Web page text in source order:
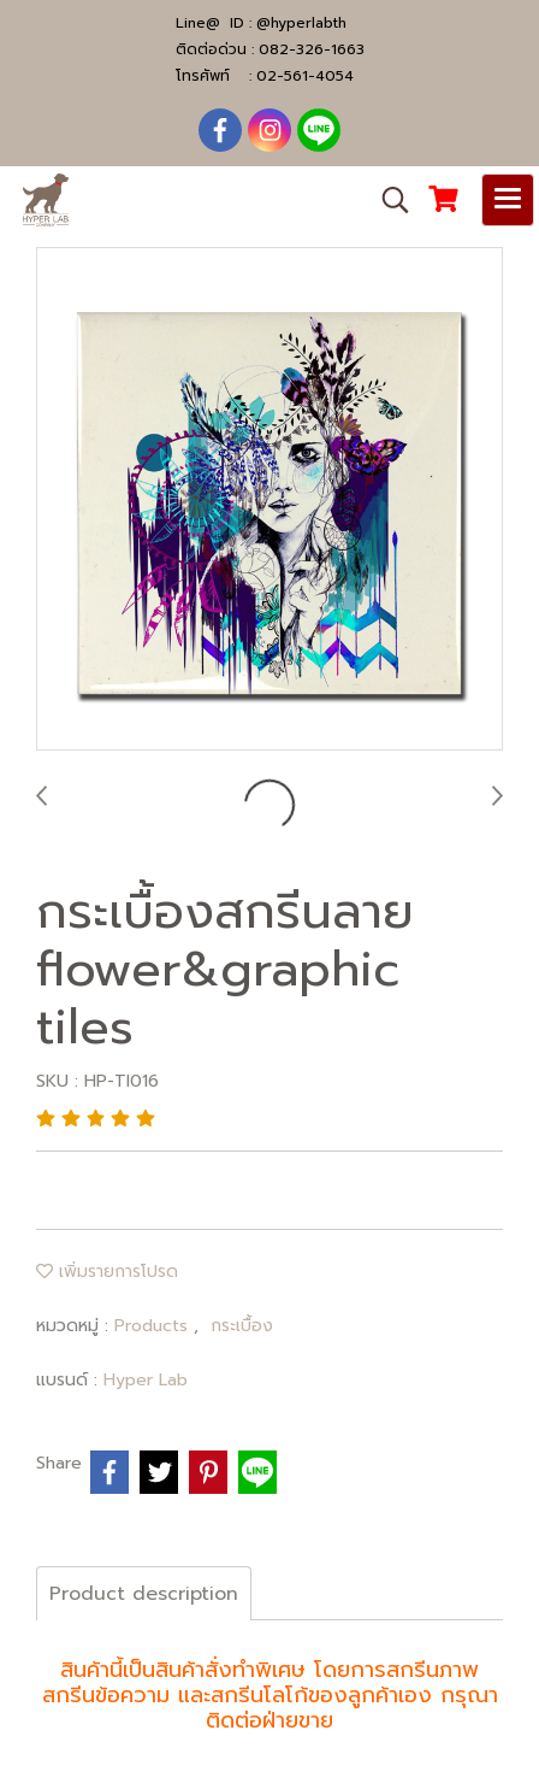
Line@ ID : @hyperlabth
ติดต่อด่วน : 082-326-1663
โทรศัพท์ : 02-561-4054
กระเบื้องสกรีนลาย
flower&graphic
tiles
SKU : HP-TI016
เพิ่มรายการโปรด
หมวดหมู่ : Products , กระเบื้อง
แบรนด์ : Hyper Lab
Share
Product description
สินค้านี้เป็นสินค้าสั่งทำพิเศษ โดยการสกรีนภาพ
สกรีนข้อความ และสกรีนโลโก้ของลูกค้าเอง กรุณา
ติดต่อฝ่ายขาย